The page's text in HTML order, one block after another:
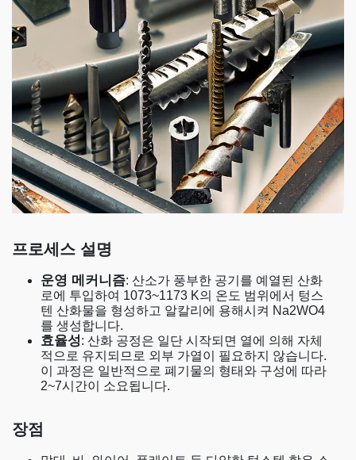
프로세스 설명
운영 메커니즘: 산소가 풍부한 공기를 예열된 산화
로에 투입하여 1073~1173 K의 온도 범위에서 텅스
텐 산화물을 형성하고 알칼리에 용해시켜 Na2WO4
를 생성합니다.
효율성: 산화 공정은 일단 시작되면 열에 의해 자체
적으로 유지되므로 외부 가열이 필요하지 않습니다.
이 과정은 일반적으로 폐기물의 형태와 구성에 따라
2~7시간이 소요됩니다.
장점